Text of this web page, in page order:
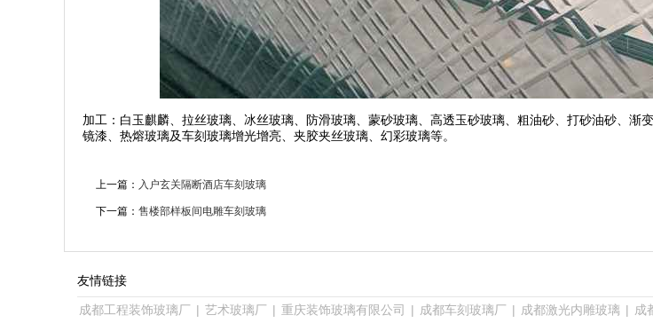
加工：白玉麒麟、拉丝玻璃、冰丝玻璃、防滑玻璃、蒙砂玻璃、高透玉砂玻璃、粗油砂、打砂油砂、渐
镜漆、热熔玻璃及车刻玻璃增光增亮、夹胶夹丝玻璃、幻彩玻璃等。
上一篇： 入户玄关隔断酒店车刻玻璃
下一篇： 售楼部样板间电雕车刻玻璃
友情链接
成都工程装饰玻璃厂 | 艺术玻璃厂 | 重庆装饰玻璃有限公司 | 成都车刻玻璃厂 | 成都激光内雕玻璃 | 成